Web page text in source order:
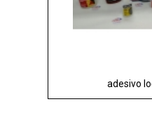
adesivo